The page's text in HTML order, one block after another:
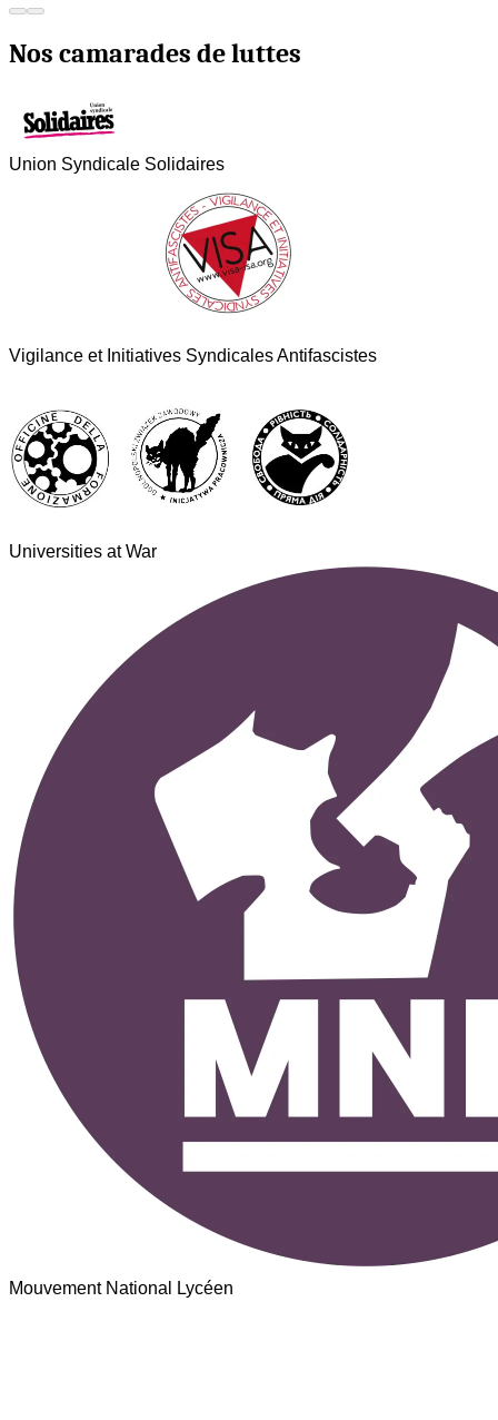
Nos camarades de luttes
Union Syndicale Solidaires
Vigilance et Initiatives Syndicales Antifascistes
Universities at War
Mouvement National Lycéen